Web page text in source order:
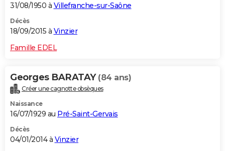
31/08/1950 à Villefranche-sur-Saône
Décès
18/09/2015 à Vinzier
Famille EDEL
Georges BARATAY (84 ans)
Créer une cagnotte obsèques
Naissance
16/07/1929 au Pré-Saint-Gervais
Décès
04/01/2014 à Vinzier